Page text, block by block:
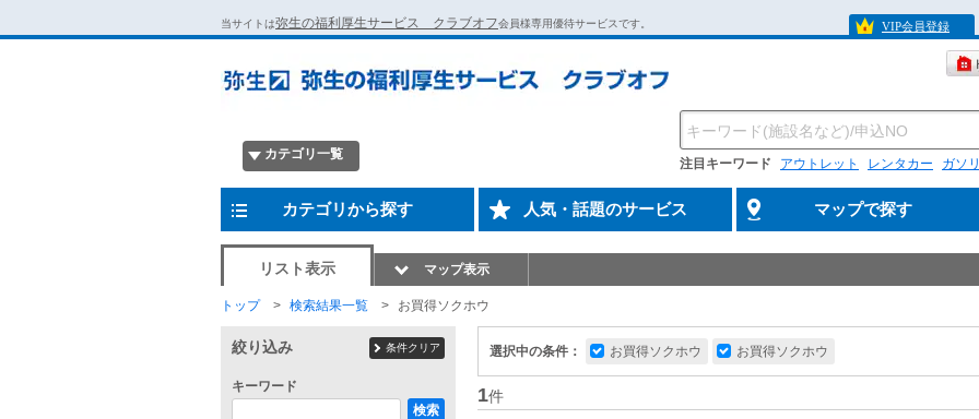
当サイトは弥生の福利厚生サービス クラブオフ会員様専用優待サービスです。 VIP会員登録
カテゴリ一覧
注目キーワード アウトレット レンタカー ガソ
カテゴリから探す 人気・話題のサービス マップで探す
リスト表示 マップ表示
トップ 検索結果一覧 お買得ソクホウ
選択中の条件： お買得ソクホウ お買得ソクホウ
1件
絞り込み 条件クリア
キーワード
検索